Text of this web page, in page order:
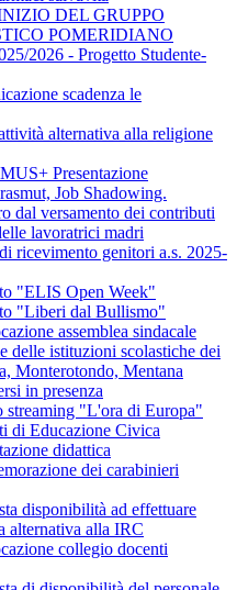
DEL GRUPPO
POMERIDIANO
2026 - Progetto Studente-
scadenza le
alternativa alla religione
Presentazione
Job Shadowing.
dal versamento dei contributi
lavoratrici madri
ricevimento genitori a.s. 2025-
"ELIS Open Week"
"Liberi dal Bullismo"
assemblea sindacale
delle istituzioni scolastiche dei
Monterotondo, Mentana
in presenza
streaming "L'ora di Europa"
di Educazione Civica
didattica
dei carabinieri
disponibilità ad effettuare
alternativa alla IRC
collegio docenti